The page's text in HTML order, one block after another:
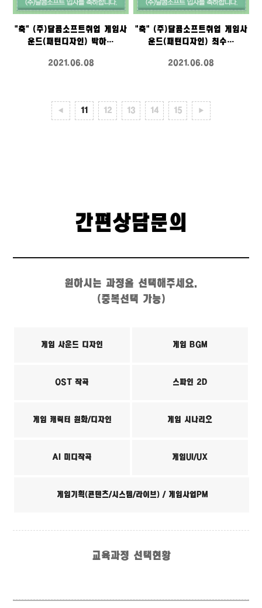
"축" (주)달콤소프트취업 게임사
운드(패턴디자인) 박하…
2021.06.08
"축" (주)달콤소프트취업 게임사
운드(패턴디자인) 최수…
2021.06.08
◀ 11 12 13 14 15 ▶
간편상담문의
원하시는 과정을 선택해주세요.
(중복선택 가능)
게임 사운드 디자인 게임 BGM
OST 작곡 스파인 2D
게임 캐릭터 원화/디자인 게임 시나리오
AI 미디작곡 게임UI/UX
게임기획(콘텐츠/시스템/라이브) / 게임사업PM
교육과정 선택현황